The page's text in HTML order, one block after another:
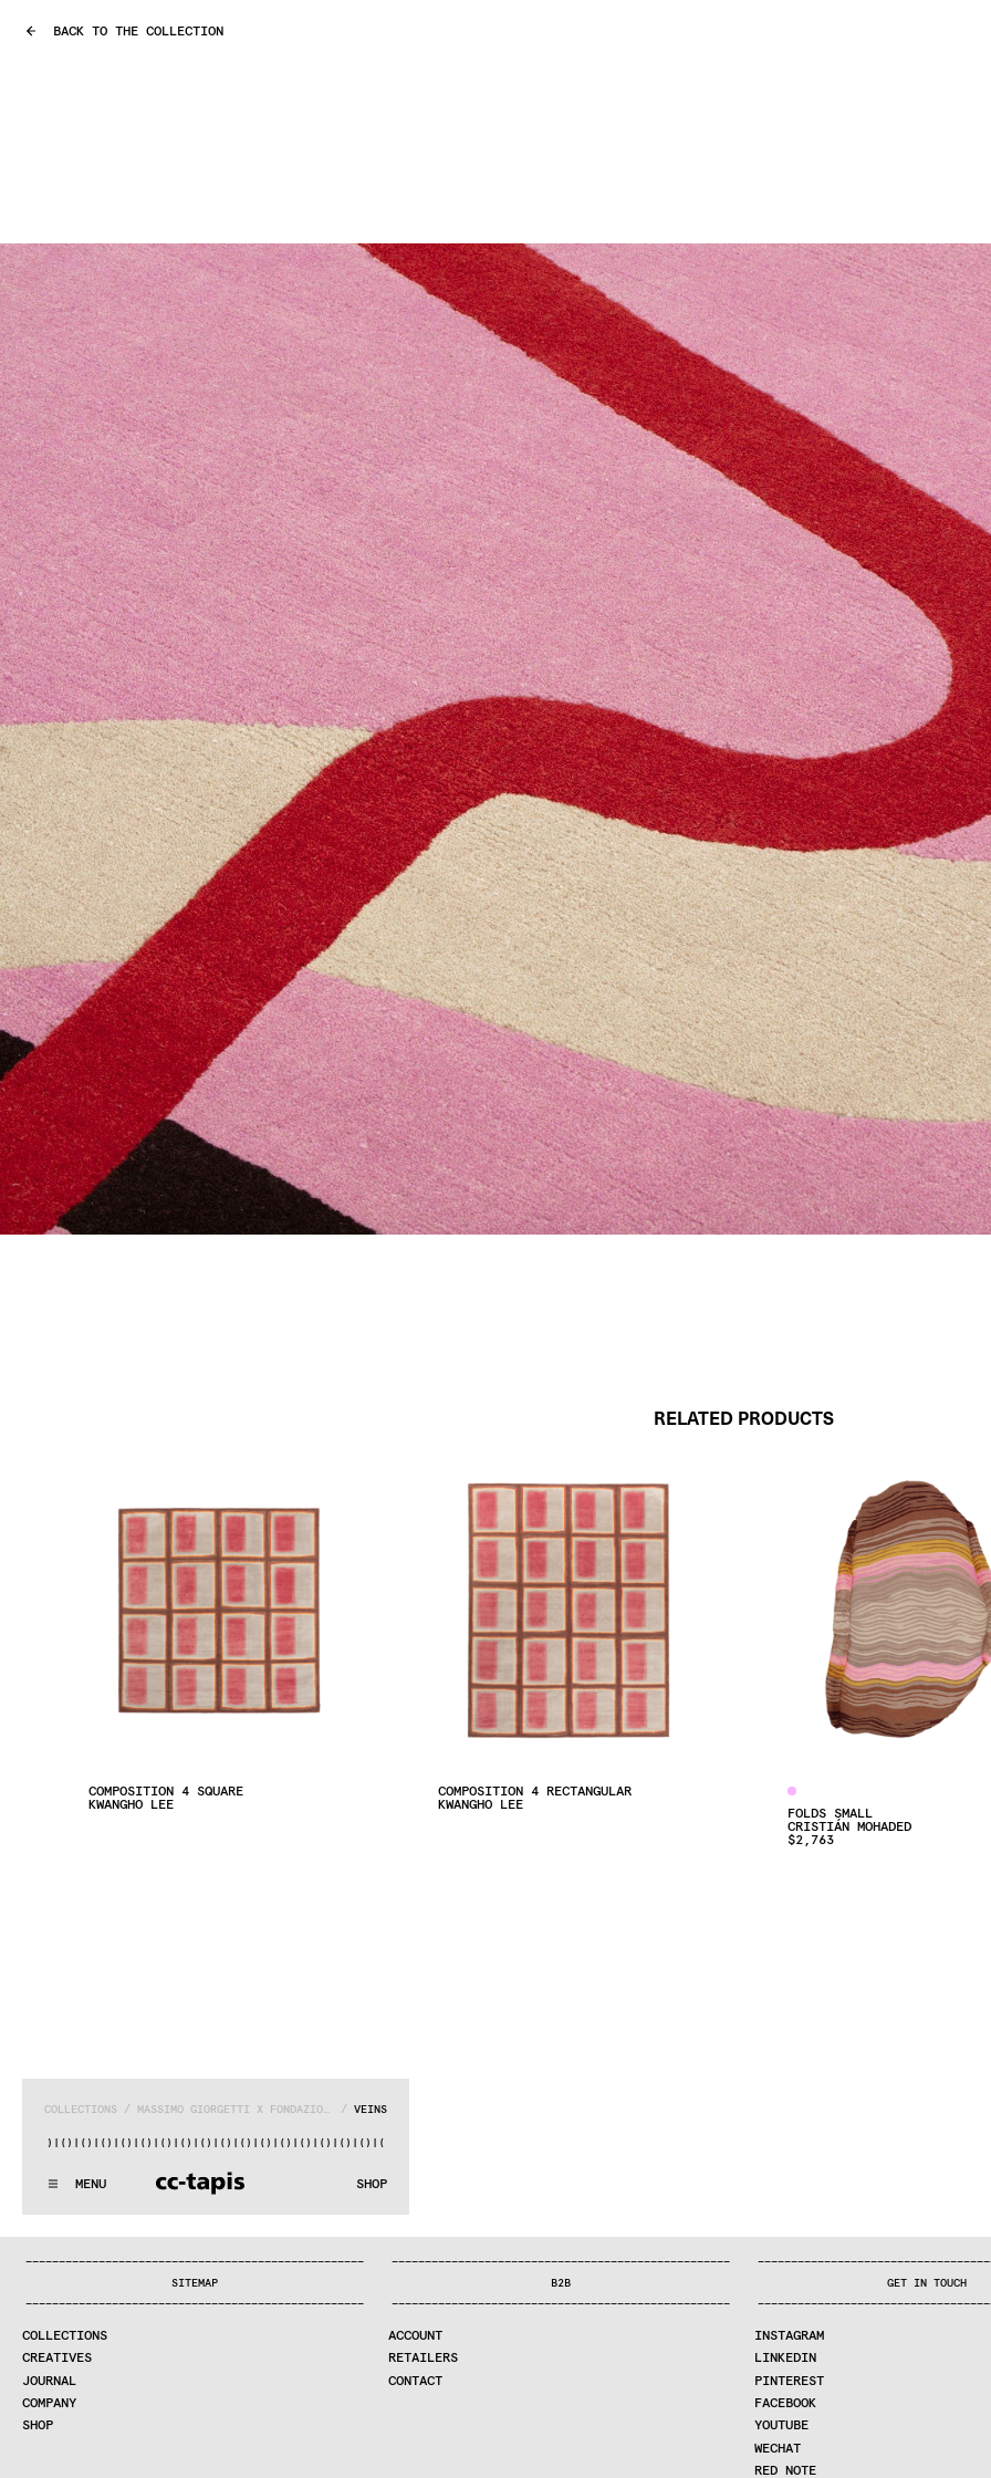
MENU SHOP
COLLECTIONS / / VEINS
)|() |() |() |() |() |() |() |() |() |() |() |() |() |() |() |() |(
.:^:..:^:. .:^:. .:^:..:^:.
.:^:.
WE MAKE RUGS
COMPANY
CONTRACT DIVISION
SHOP
BACK TO THE COLLECTION
RELATED PRODUCTS
COMPOSITION 4 SQUARE
KWANGHO LEE
COMPOSITION 4 RECTANGULAR
KWANGHO LEE
FOLDS SMALL
CRISTIÁN MOHADED
$2,763
———————————————————————————————————————————————————
SITEMAP
———————————————————————————————————————————————————
COLLECTIONS
CREATIVES
JOURNAL
COMPANY
SHOP
———————————————————————————————————————————————————
B2B
———————————————————————————————————————————————————
ACCOUNT
RETAILERS
CONTACT
———————————————————————————————————
GET IN TOUCH
———————————————————————————————————
INSTAGRAM
LINKEDIN
PINTEREST
FACEBOOK
YOUTUBE
WECHAT
RED NOTE